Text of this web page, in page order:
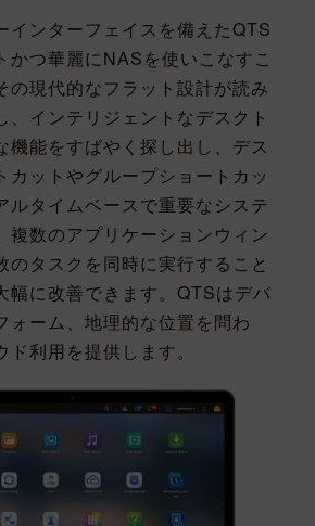
インターフェイスを備えたQTS
かつ華麗にNASを使いこなすこ
の現代的なフラット設計が読み
、インテリジェントなデスクト
機能をすばやく探し出し、デス
カットやグループショートカッ
ルタイムベースで重要なシステ
複数のアプリケーションウィン
のタスクを同時に実行すること
幅に改善できます。QTSはデバ
ォーム、地理的な位置を問わ
利用を提供します。